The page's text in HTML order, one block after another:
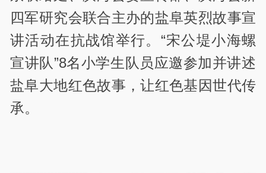
四军研究会联合主办的盐阜英烈故事宣
讲活动在抗战馆举行。“宋公堤小海螺
宣讲队”8名小学生队员应邀参加并讲述
盐阜大地红色故事，让红色基因世代传
承。